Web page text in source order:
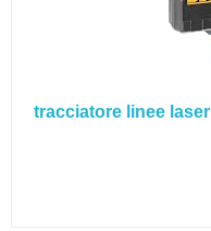
tracciatore linee laser